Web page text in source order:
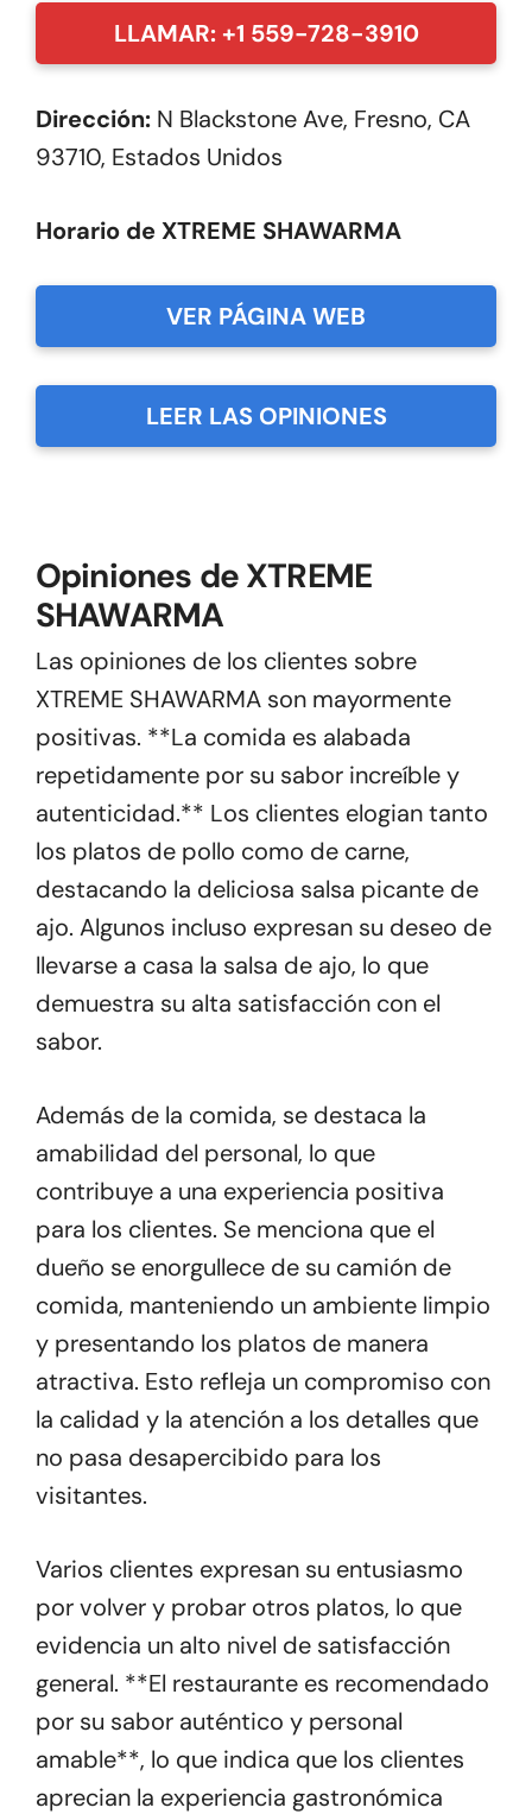
LLAMAR: +1 559-728-3910
Dirección: N Blackstone Ave, Fresno, CA
93710, Estados Unidos
Horario de XTREME SHAWARMA
VER PÁGINA WEB
LEER LAS OPINIONES
Opiniones de XTREME
SHAWARMA
Las opiniones de los clientes sobre
XTREME SHAWARMA son mayormente
positivas. **La comida es alabada
repetidamente por su sabor increíble y
autenticidad.** Los clientes elogian tanto
los platos de pollo como de carne,
destacando la deliciosa salsa picante de
ajo. Algunos incluso expresan su deseo de
llevarse a casa la salsa de ajo, lo que
demuestra su alta satisfacción con el
sabor.
Además de la comida, se destaca la
amabilidad del personal, lo que
contribuye a una experiencia positiva
para los clientes. Se menciona que el
dueño se enorgullece de su camión de
comida, manteniendo un ambiente limpio
y presentando los platos de manera
atractiva. Esto refleja un compromiso con
la calidad y la atención a los detalles que
no pasa desapercibido para los
visitantes.
Varios clientes expresan su entusiasmo
por volver y probar otros platos, lo que
evidencia un alto nivel de satisfacción
general. **El restaurante es recomendado
por su sabor auténtico y personal
amable**, lo que indica que los clientes
aprecian la experiencia gastronómica